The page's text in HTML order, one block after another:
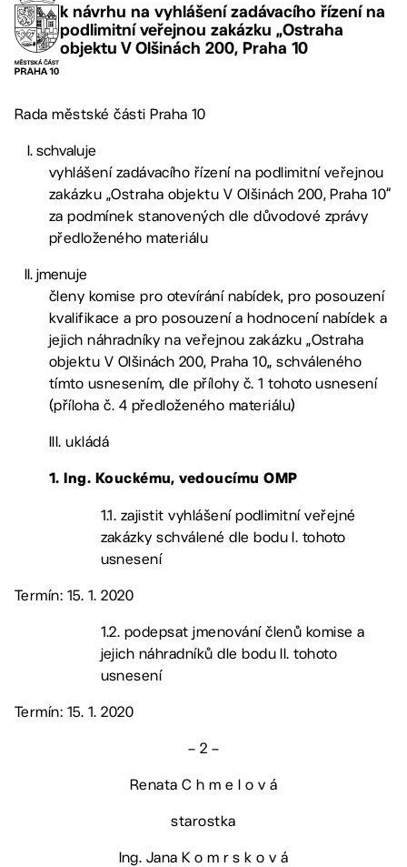
k návrhu na vyhlášení zadávacího řízení na
podlimitní veřejnou zakázku „Ostraha
objektu V Olšinách 200, Praha 10
Rada městské části Praha 10
schvaluje
vyhlášení zadávacího řízení na podlimitní veřejnou
zakázku „Ostraha objektu V Olšinách 200, Praha 10“
za podmínek stanovených dle důvodové zprávy
předloženého materiálu
jmenuje
členy komise pro otevírání nabídek, pro posouzení
kvalifikace a pro posouzení a hodnocení nabídek a
jejich náhradníky na veřejnou zakázku „Ostraha
objektu V Olšinách 200, Praha 10„ schváleného
tímto usnesením, dle přílohy č. 1 tohoto usnesení
(příloha č. 4 předloženého materiálu)
III. ukládá
1. Ing. Kouckému, vedoucímu OMP
1.1. zajistit vyhlášení podlimitní veřejné
zakázky schválené dle bodu I. tohoto
usnesení
Termín: 15. 1. 2020
1.2. podepsat jmenování členů komise a
jejich náhradníků dle bodu II. tohoto
usnesení
Termín: 15. 1. 2020
– 2 –
Renata C h m e l o v á
starostka
Ing. Jana K o m r s k o v á